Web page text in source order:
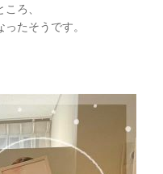
ろ、
ったそうです。